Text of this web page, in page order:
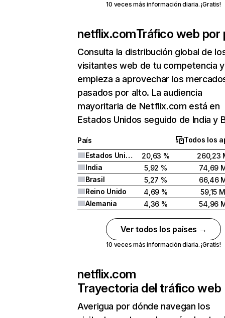
10 veces más información diaria. ¡Gratis!
netflix.comTráfico web por
Consulta la distribución global de
visitantes web de tu competencia y
empieza a aprovechar los
pasados por alto. La audiencia
mayoritaria de Netflix.com está en
Estados Unidos seguido de India y
País
Todos los
Estados Unidos
20,63 %
260,23
India
5,92 %
74,69
Brasil
5,27 %
66,46
Reino Unido
4,69 %
59,15 M
Alemania
4,36 % 54,96
Ver todos los países →
10 veces más información diaria. ¡Gratis!
netflix.com
Trayectoria del tráfico web
Averigua por dónde navegan los